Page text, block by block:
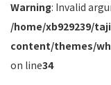
Warning: Invalid
/home/xb929239/
content/themes/
on line34